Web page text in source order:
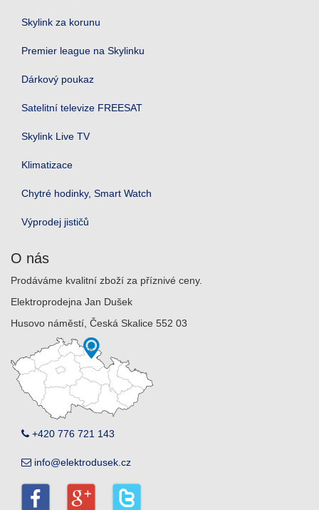
Skylink za korunu
Premier league na Skylinku
Dárkový poukaz
Satelitní televize FREESAT
Skylink Live TV
Klimatizace
Chytré hodinky, Smart Watch
Výprodej jističů
O nás
Prodáváme kvalitní zboží za příznivé ceny.
Elektroprodejna Jan Dušek
Husovo náměstí, Česká Skalice 552 03
+420 776 721 143
info@elektrodusek.cz